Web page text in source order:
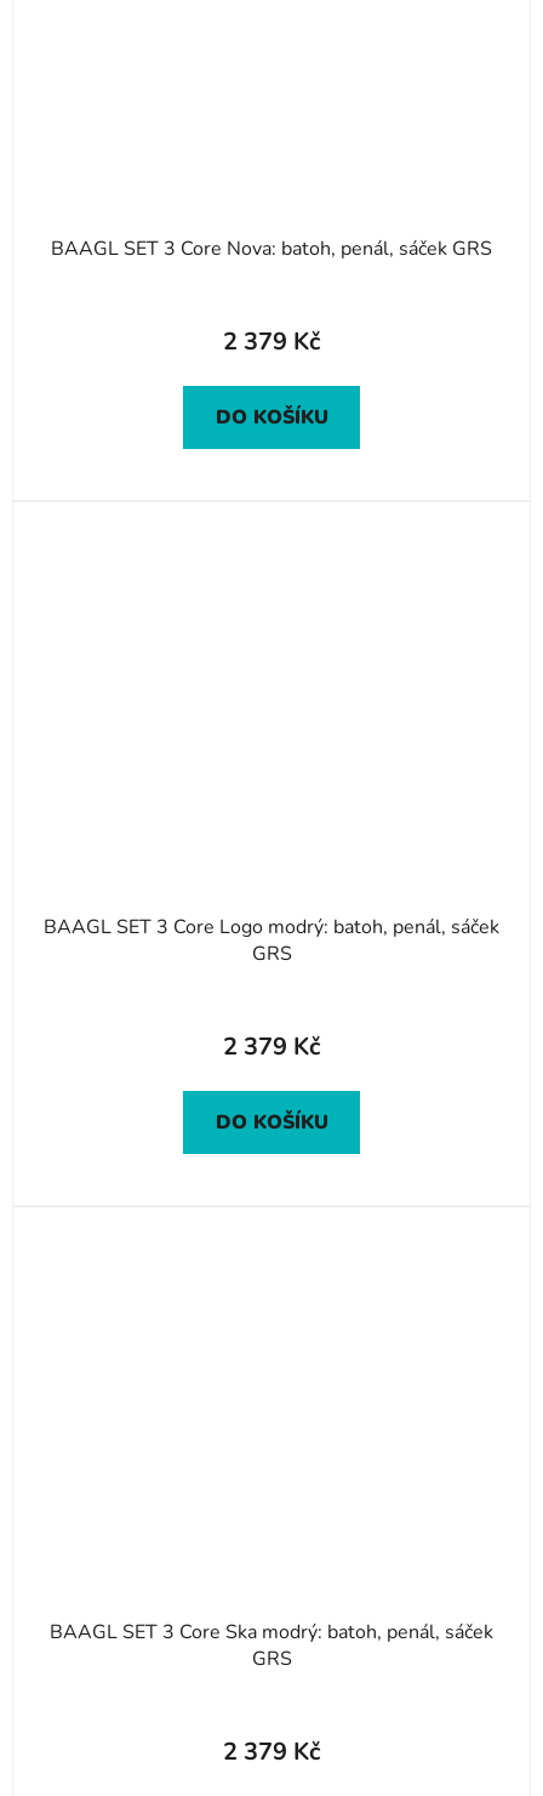
BAAGL SET 3 Core Nova: batoh, penál, sáček GRS
2 379 Kč
DO KOŠÍKU
BAAGL SET 3 Core Logo modrý: batoh, penál, sáček
GRS
2 379 Kč
DO KOŠÍKU
BAAGL SET 3 Core Ska modrý: batoh, penál, sáček
GRS
2 379 Kč